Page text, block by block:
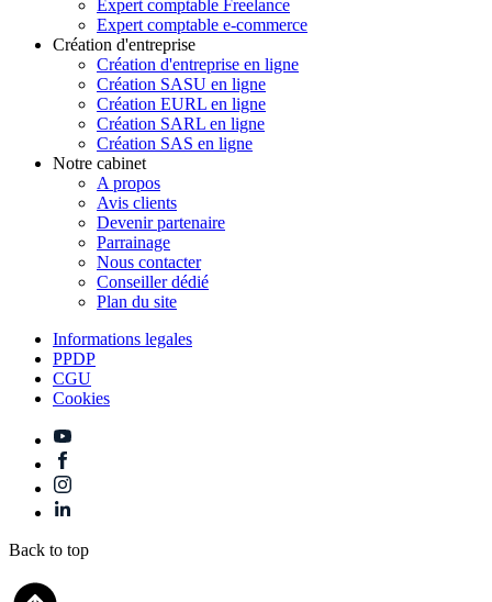
Expert comptable Freelance
Expert comptable e-commerce
Création d'entreprise
Création d'entreprise en ligne
Création SASU en ligne
Création EURL en ligne
Création SARL en ligne
Création SAS en ligne
Notre cabinet
A propos
Avis clients
Devenir partenaire
Parrainage
Nous contacter
Conseiller dédié
Plan du site
Informations legales
PPDP
CGU
Cookies
Back to top